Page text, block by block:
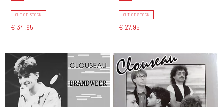
OUT OF STOCK
€ 34,95
OUT OF STOCK
€ 27,95